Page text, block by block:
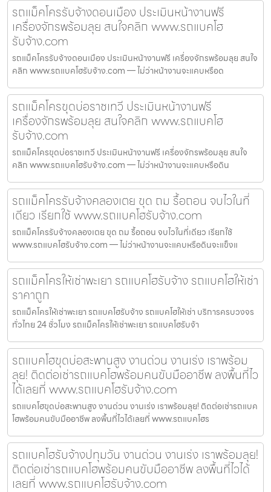
รถแม็คโครรับจ้างดอนเมือง ประเมินหน้างานฟรี
เครื่องจักรพร้อมลุย สนใจคลิก www.รถแบคโฮ
รับจ้าง.com
รถแม็คโครรับจ้างดอนเมือง ประเมินหน้างานฟรี เครื่องจักรพร้อมลุย สนใจ
คลิก www.รถแบคโฮรับจ้าง.com — ไม่ว่าหน้างานจะแคบหรือด
รถแม็คโครขุดบ่อราชเทวี ประเมินหน้างานฟรี
เครื่องจักรพร้อมลุย สนใจคลิก www.รถแบคโฮ
รับจ้าง.com
รถแม็คโครขุดบ่อราชเทวี ประเมินหน้างานฟรี เครื่องจักรพร้อมลุย สนใจ
คลิก www.รถแบคโฮรับจ้าง.com — ไม่ว่าหน้างานจะแคบหรือดิน
รถแม็คโครรับจ้างคลองเตย ขุด ถม รื้อถอน จบไวในที่
เดียว เรียกใช้ www.รถแบคโฮรับจ้าง.com
รถแม็คโครรับจ้างคลองเตย ขุด ถม รื้อถอน จบไวในที่เดียว เรียกใช้
www.รถแบคโฮรับจ้าง.com — ไม่ว่าหน้างานจะแคบหรือดินจะแข็งแ
รถแม็คโครให้เช่าพะเยา รถแบคโฮรับจ้าง รถแบคโฮให้เช่า
ราคาถูก
รถแม็คโครให้เช่าพะเยา รถแบคโฮรับจ้าง รถแบคโฮให้เช่า บริการครบวงจร
ทั่วไทย 24 ชั่วโมง รถแม็คโครให้เช่าพะเยา รถแบคโฮรับจ้า
รถแบคโฮขุดบ่อสะพานสูง งานด่วน งานเร่ง เราพร้อม
ลุย! ติดต่อเช่ารถแบคโฮพร้อมคนขับมืออาชีพ ลงพื้นที่ไว
ได้เลยที่ www.รถแบคโฮรับจ้าง.com
รถแบคโฮขุดบ่อสะพานสูง งานด่วน งานเร่ง เราพร้อมลุย! ติดต่อเช่ารถแบค
โฮพร้อมคนขับมืออาชีพ ลงพื้นที่ไวได้เลยที่ www.รถแบคโฮร
รถแบคโฮรับจ้างปทุมวัน งานด่วน งานเร่ง เราพร้อมลุย!
ติดต่อเช่ารถแบคโฮพร้อมคนขับมืออาชีพ ลงพื้นที่ไวได้
เลยที่ www.รถแบคโฮรับจ้าง.com